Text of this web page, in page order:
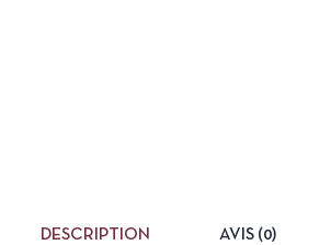
DESCRIPTION AVIS (0)